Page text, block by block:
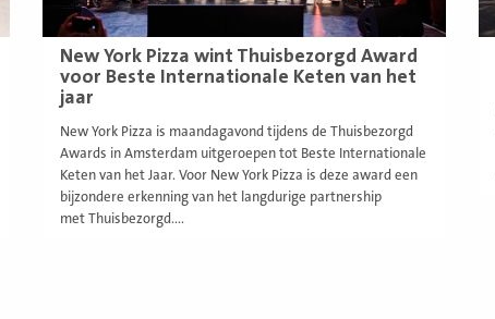
New York Pizza wint Thuisbezorgd Award
voor Beste Internationale Keten van het
jaar
New York Pizza is maandagavond tijdens de Thuisbezorgd
Awards in Amsterdam uitgeroepen tot Beste Internationale
Keten van het Jaar. Voor New York Pizza is deze award een
bijzondere erkenning van het langdurige partnership
met Thuisbezorgd....